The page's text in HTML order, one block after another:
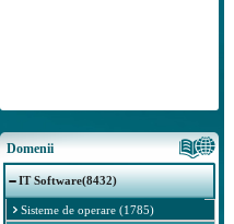
Domenii
IT Software(8432)
Sisteme de operare (1785)